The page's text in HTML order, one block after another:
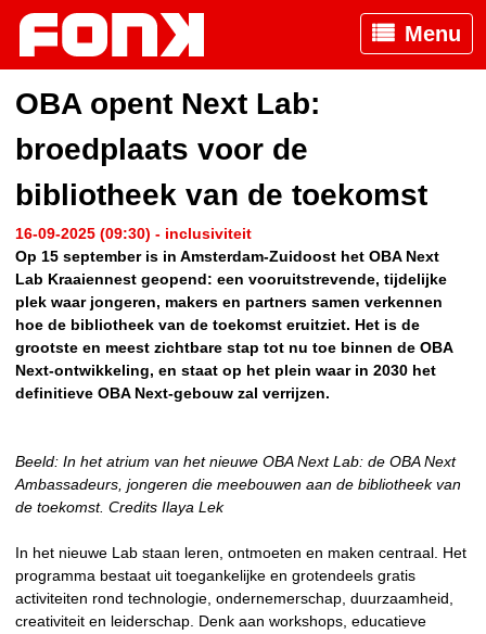
Menu
OBA opent Next Lab:
broedplaats voor de
bibliotheek van de toekomst
16-09-2025 (09:30) - inclusiviteit
Op 15 september is in Amsterdam-Zuidoost het OBA Next
Lab Kraaiennest geopend: een vooruitstrevende, tijdelijke
plek waar jongeren, makers en partners samen verkennen
hoe de bibliotheek van de toekomst eruitziet. Het is de
grootste en meest zichtbare stap tot nu toe binnen de OBA
Next-ontwikkeling, en staat op het plein waar in 2030 het
definitieve OBA Next-gebouw zal verrijzen.
Beeld: In het atrium van het nieuwe OBA Next Lab: de OBA Next
Ambassadeurs, jongeren die meebouwen aan de bibliotheek van
de toekomst. Credits Ilaya Lek
In het nieuwe Lab staan leren, ontmoeten en maken centraal. Het
programma bestaat uit toegankelijke en grotendeels gratis
activiteiten rond technologie, ondernemerschap, duurzaamheid,
creativiteit en leiderschap. Denk aan workshops, educatieve